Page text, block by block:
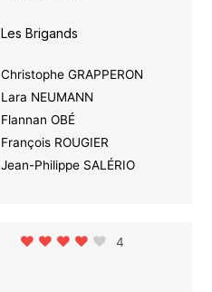
Les Brigands
Christophe GRAPPERON
Lara NEUMANN
Flannan OBÉ
François ROUGIER
Jean-Philippe SALÉRIO
4